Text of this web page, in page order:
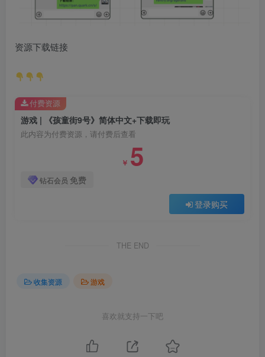
资源下载链接
游戏 | 《孩童街9号》简体中文+下载即玩
此内容为付费资源，请付费后查看
￥ 5
钻石会员 免费
登录购买
付费资源
THE END
收集资源 游戏
喜欢就支持一下吧